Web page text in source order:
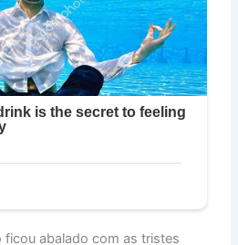
ficou abalado com as tristes